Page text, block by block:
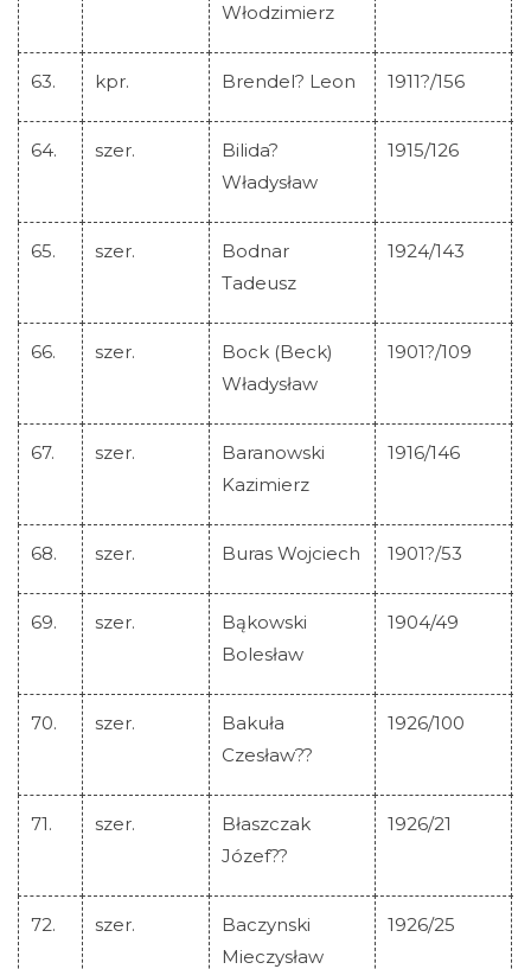
Włodzimierz
63. kpr. Brendel? Leon 1911?/156
64. szer.
Bilida?
Władysław
1915/126
65. szer.
Bodnar
Tadeusz
1924/143
66. szer.
Bock (Beck)
Władysław
1901?/109
67. szer.
Baranowski
Kazimierz
1916/146
68. szer. Buras Wojciech 1901?/53
69. szer.
Bąkowski
Bolesław
1904/49
70. szer.
Bakuła
Czesław??
1926/100
71. szer.
Błaszczak
Józef??
1926/21
72. szer.
Baczynski
Mieczysław
1926/25